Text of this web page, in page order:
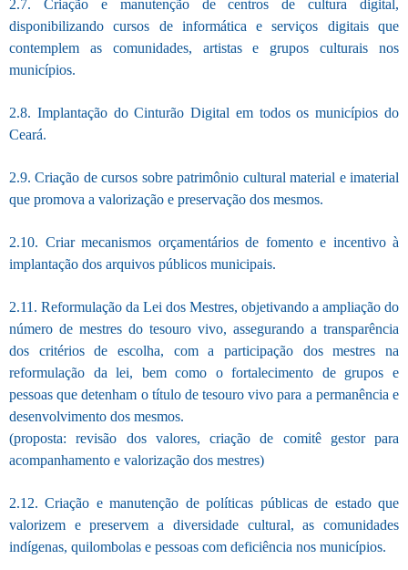
2.7. Criação e manutenção de centros de cultura digital,
disponibilizando cursos de informática e serviços digitais que
contemplem as comunidades, artistas e grupos culturais nos
municípios.
2.8. Implantação do Cinturão Digital em todos os municípios do
Ceará.
2.9. Criação de cursos sobre patrimônio cultural material e imaterial
que promova a valorização e preservação dos mesmos.
2.10. Criar mecanismos orçamentários de fomento e incentivo à
implantação dos arquivos públicos municipais.
2.11. Reformulação da Lei dos Mestres, objetivando a ampliação do
número de mestres do tesouro vivo, assegurando a transparência
dos critérios de escolha, com a participação dos mestres na
reformulação da lei, bem como o fortalecimento de grupos e
pessoas que detenham o título de tesouro vivo para a permanência e
desenvolvimento dos mesmos.
(proposta: revisão dos valores, criação de comitê gestor para
acompanhamento e valorização dos mestres)
2.12. Criação e manutenção de políticas públicas de estado que
valorizem e preservem a diversidade cultural, as comunidades
indígenas, quilombolas e pessoas com deficiência nos municípios.